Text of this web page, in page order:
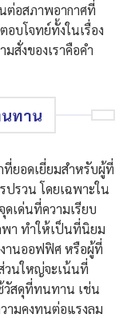
ต่อสภาพอากาศที่
บโจทย์ทั้งในเรื่อง
สั่งของเราคือคำ
นทาน
ยอดเยี่ยมสำหรับผู้ที่
ปรวน โดยเฉพาะใน
เด่นที่ความเรียบ
พา ทำให้เป็นที่นิยม
านออฟฟิศ หรือผู้ที่
วนใหญ่จะเน้นที่
วัสดุที่ทนทาน เช่น
ามคงทนต่อแรงลม